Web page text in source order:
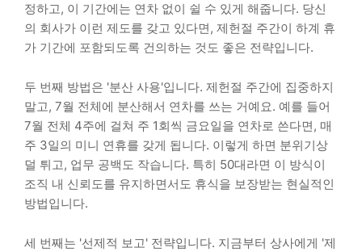
정하고, 이 기간에는 연차 없이 쉴 수 있게 해줍니다. 당신
의 회사가 이런 제도를 갖고 있다면, 제헌절 주간이 하계 휴
가 기간에 포함되도록 건의하는 것도 좋은 전략입니다.
두 번째 방법은 '분산 사용'입니다. 제헌절 주간에 집중하지
말고, 7월 전체에 분산해서 연차를 쓰는 거예요. 예를 들어
7월 전체 4주에 걸쳐 주 1회씩 금요일을 연차로 쓴다면, 매
주 3일의 미니 연휴를 갖게 됩니다. 이렇게 하면 분위기상
덜 튀고, 업무 공백도 작습니다. 특히 50대라면 이 방식이
조직 내 신뢰도를 유지하면서도 휴식을 보장받는 현실적인
방법입니다.
세 번째는 '선제적 보고' 전략입니다. 지금부터 상사에게 '제